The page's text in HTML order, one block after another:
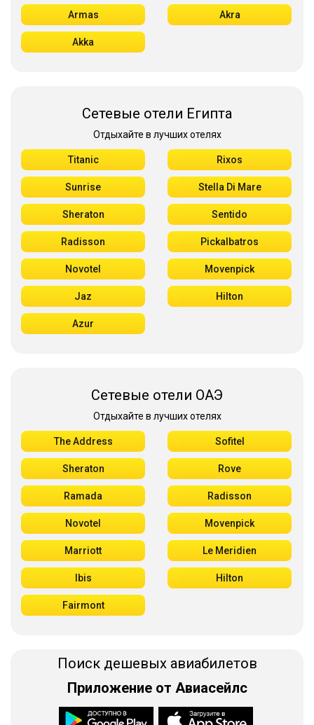
Armas Akra
Akka
Сетевые отели Египта
Отдыхайте в лучших отелях
Titanic Rixos
Sunrise Stella Di Mare
Sheraton Sentido
Radisson Pickalbatros
Novotel Movenpick
Jaz Hilton
Azur
Сетевые отели ОАЭ
Отдыхайте в лучших отелях
The Address Sofitel
Sheraton Rove
Ramada Radisson
Novotel Movenpick
Marriott Le Meridien
Ibis Hilton
Fairmont
Поиск дешевых авиабилетов
Приложение от Авиасейлс